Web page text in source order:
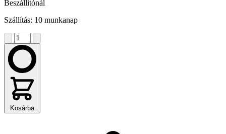
Beszállítónál
Szállítás: 10 munkanap
Kosárba